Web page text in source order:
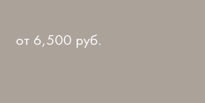
от 6,500 руб.